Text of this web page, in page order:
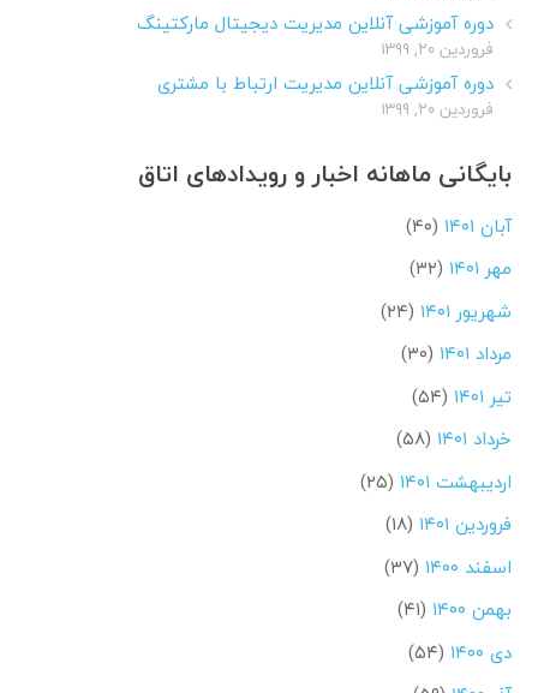
دوره آموزشی آنلاین مدیریت دیجیتال مارکتینگ
فروردین ۲۰, ۱۳۹۹
دوره آموزشی آنلاین مدیریت ارتباط با مشتری
فروردین ۲۰, ۱۳۹۹
بایگانی ماهانه اخبار و رویدادهای اتاق
آبان ۱۴۰۱
(۴۰)
مهر ۱۴۰۱
(۳۲)
شهریور ۱۴۰۱
(۲۴)
مرداد ۱۴۰۱
(۳۰)
تیر ۱۴۰۱
(۵۴)
خرداد ۱۴۰۱
(۵۸)
اردیبهشت ۱۴۰۱
(۲۵)
فروردین ۱۴۰۱
(۱۸)
اسفند ۱۴۰۰
(۳۷)
بهمن ۱۴۰۰
(۴۱)
دی ۱۴۰۰
(۵۴)